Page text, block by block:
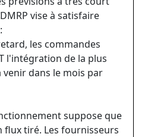
vise à satisfaire
les commandes
l'intégration de la plus
dans le mois par
suppose que
flux tiré. Les fournisseurs